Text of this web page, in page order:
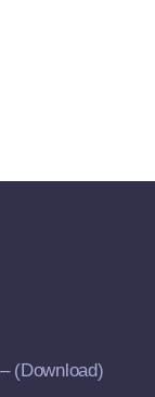
(Download)